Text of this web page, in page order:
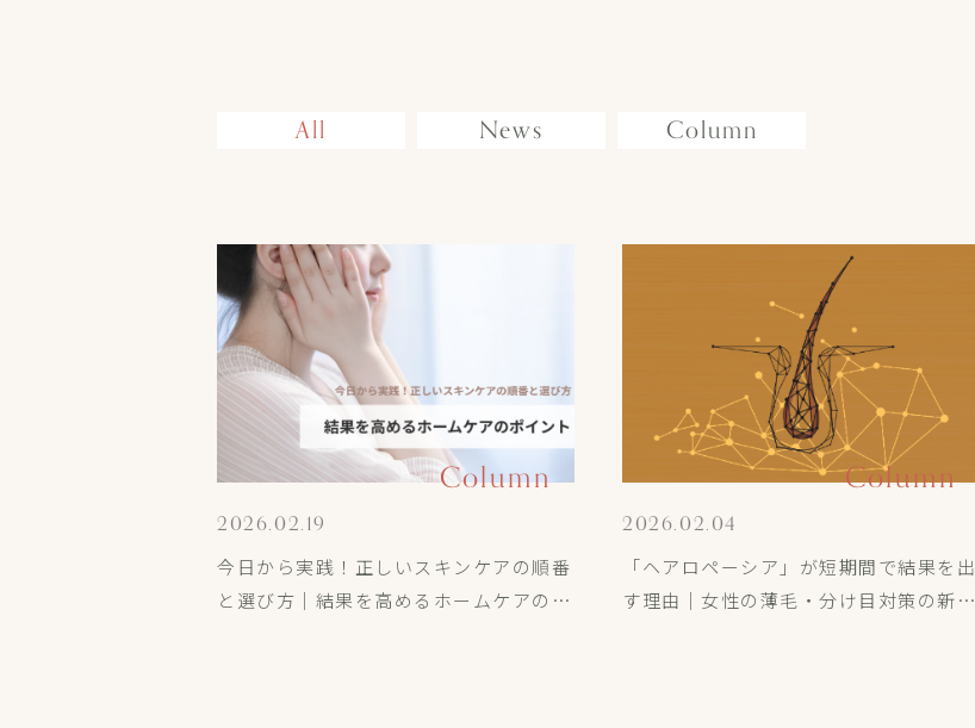
All News Column
Column
2026.02.19
今日から実践！正しいスキンケアの順番
と選び方｜結果を高めるホームケアのポ
Column
2026.02.04
「ヘアロペーシア」が短期間で結果を出
す理由｜女性の薄毛・分け目対策の新常